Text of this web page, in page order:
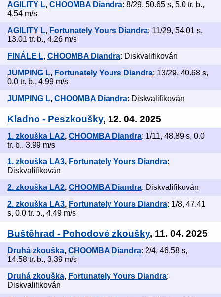
AGILITY L, CHOOMBA Diandra: 8/29, 50.65 s, 5.0 tr. b.,
4.54 m/s
AGILITY L, Fortunately Yours Diandra: 11/29, 54.01 s,
13.01 tr. b., 4.26 m/s
FINÁLE L, CHOOMBA Diandra: Diskvalifikován
JUMPING L, Fortunately Yours Diandra: 13/29, 40.68 s,
0.0 tr. b., 4.99 m/s
JUMPING L, CHOOMBA Diandra: Diskvalifikován
Kladno - Peszkoušky, 12. 04. 2025
1. zkouška LA2, CHOOMBA Diandra: 1/11, 48.89 s, 0.0
tr. b., 3.99 m/s
1. zkouška LA3, Fortunately Yours Diandra:
Diskvalifikován
2. zkouška LA2, CHOOMBA Diandra: Diskvalifikován
2. zkouška LA3, Fortunately Yours Diandra: 1/8, 47.41
s, 0.0 tr. b., 4.49 m/s
Buštěhrad - Pohodové zkoušky, 11. 04. 2025
Druhá zkouška, CHOOMBA Diandra: 2/4, 46.58 s,
14.58 tr. b., 3.39 m/s
Druhá zkouška, Fortunately Yours Diandra:
Diskvalifikován